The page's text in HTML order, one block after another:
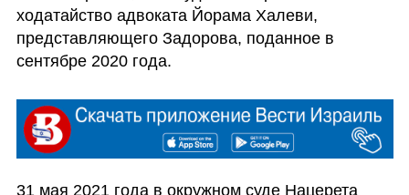
ходатайство адвоката Йорама Халеви,
представляющего Задорова, поданное в
сентябре 2020 года.
31 мая 2021 года в окружном суде Нацерета